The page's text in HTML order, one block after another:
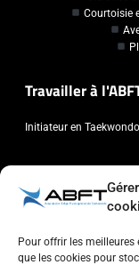
Pour offrir les
que les cookies pour
Courtoisie
Travailler à
Initiateur en Taekwondo
Contact
Association Belge
info@abft.be